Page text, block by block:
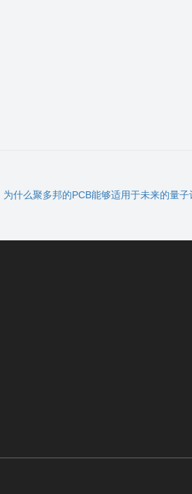
为什么聚多邦的PCB能够适用于未来的量子计算